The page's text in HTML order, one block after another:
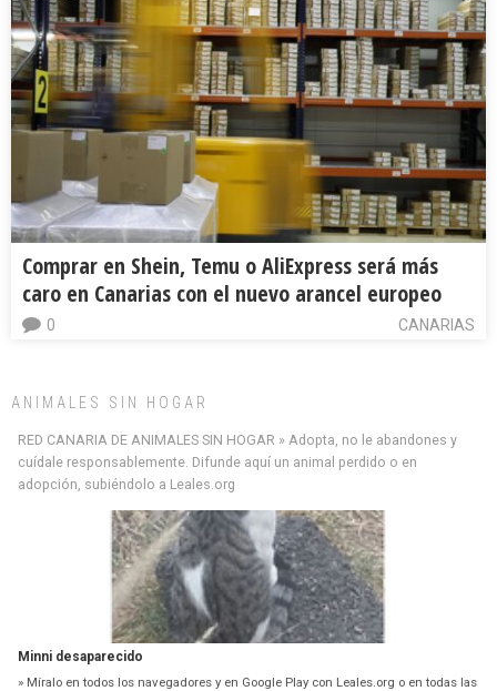
Comprar en Shein, Temu o AliExpress será más
caro en Canarias con el nuevo arancel europeo
CANARIAS
0
ANIMALES SIN HOGAR
RED CANARIA DE ANIMALES SIN HOGAR » Adopta, no le abandones y
cuídale responsablemente. Difunde aquí un animal perdido o en
adopción, subiéndolo a Leales.org
Minni desaparecido
» Míralo en todos los navegadores y en Google Play con Leales.org o en todas las